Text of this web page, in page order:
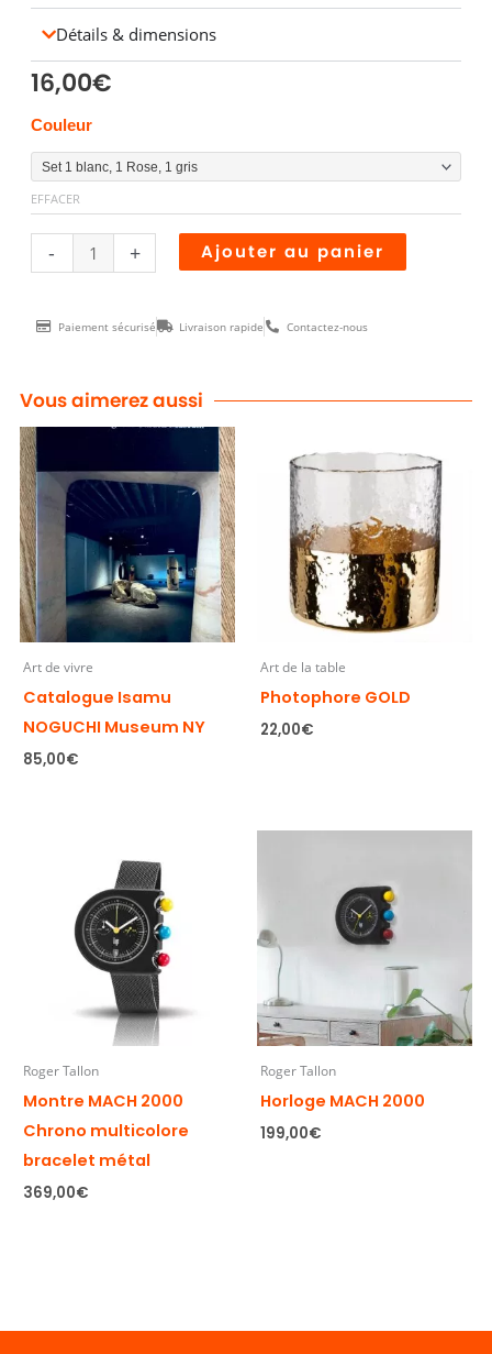
Détails & dimensions
16,00€
Couleur
EFFACER
-
quantité
de
Bouchons
MOINEAU
+ Ajouter au panier
Paiement sécurisé Livraison rapide Contactez-nous
Vous aimerez aussi
Art de vivre
Catalogue Isamu
NOGUCHI Museum NY
85,00€
Art de la table
Photophore GOLD
22,00€
Roger Tallon
Montre MACH 2000
Chrono multicolore
bracelet métal
369,00€
Roger Tallon
Horloge MACH 2000
199,00€